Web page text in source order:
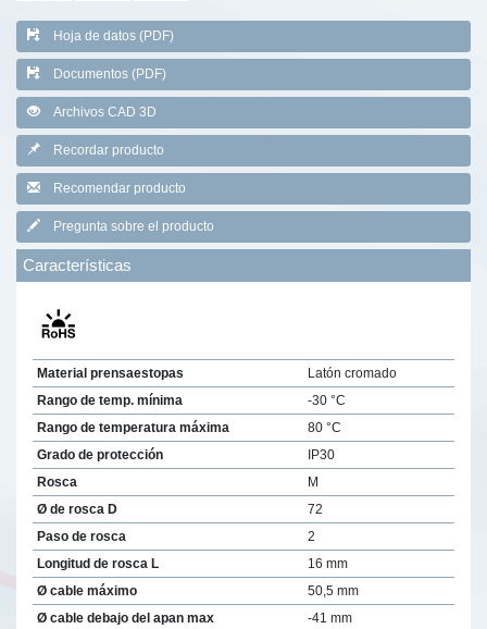
Hoja de datos (PDF)
Documentos (PDF)
Archivos CAD 3D
Recordar producto
Recomendar producto
Pregunta sobre el producto
Características
Material prensaestopas
Latón cromado
Rango de temp. mínima
-30 °C
Rango de temperatura máxima
80 °C
Grado de protección
IP30
Rosca
M
Ø de rosca D
72
Paso de rosca
2
Longitud de rosca L
16 mm
Ø cable máximo
50,5 mm
Ø cable debajo del apan max
-41 mm